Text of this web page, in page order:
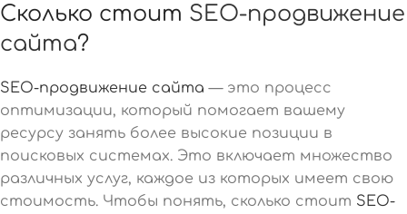
Сколько стоит SEO-продвижение
сайта?
SEO-продвижение сайта — это процесс
оптимизации, который помогает вашему
ресурсу занять более высокие позиции в
поисковых системах. Это включает множество
различных услуг, каждое из которых имеет свою
стоимость. Чтобы понять, сколько стоит SEO-